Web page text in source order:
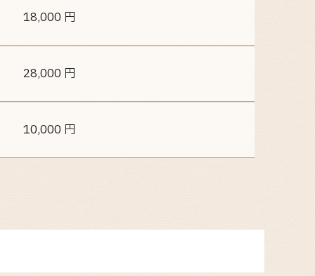
18,000 円
28,000 円
10,000 円